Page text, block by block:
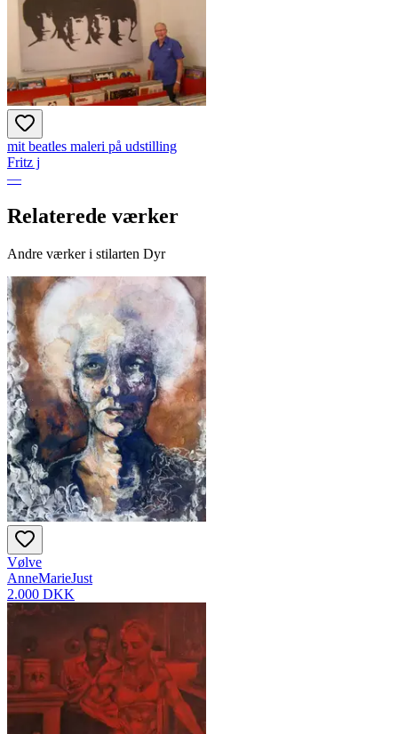
mit beatles maleri på udstilling
Fritz j
—
Relaterede værker
Andre værker i stilarten Dyr
Vølve
AnneMarieJust
2.000 DKK